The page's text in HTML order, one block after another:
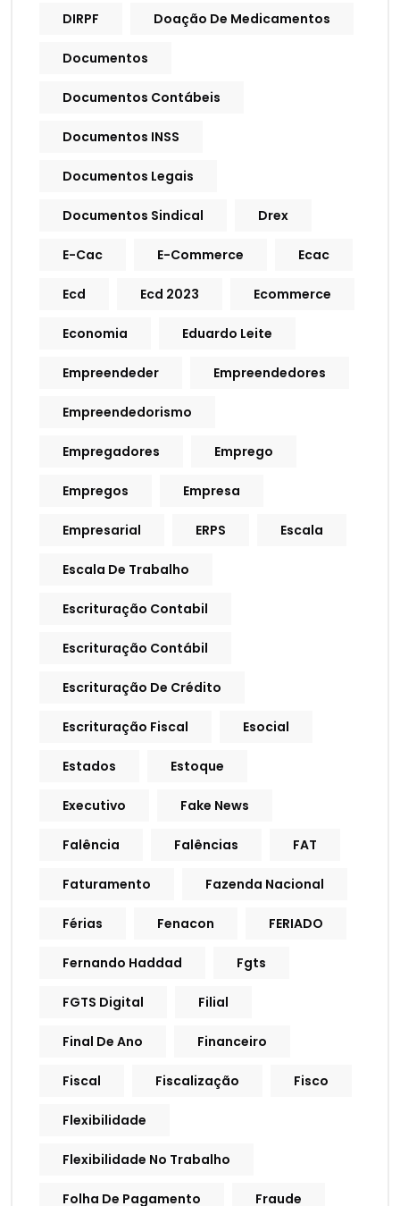
DIRPF Doação De Medicamentos
Documentos
Documentos Contábeis
Documentos INSS
Documentos Legais
Documentos Sindical Drex
E-Cac E-Commerce Ecac
Ecd Ecd 2023 Ecommerce
Economia Eduardo Leite
Empreendeder Empreendedores
Empreendedorismo
Empregadores Emprego
Empregos Empresa
Empresarial ERPS Escala
Escala De Trabalho
Escrituração Contabil
Escrituração Contábil
Escrituração De Crédito
Escrituração Fiscal Esocial
Estados Estoque
Executivo Fake News
Falência Falências FAT
Faturamento Fazenda Nacional
Férias Fenacon FERIADO
Fernando Haddad Fgts
FGTS Digital Filial
Final De Ano Financeiro
Fiscal Fiscalização Fisco
Flexibilidade
Flexibilidade No Trabalho
Folha De Pagamento Fraude